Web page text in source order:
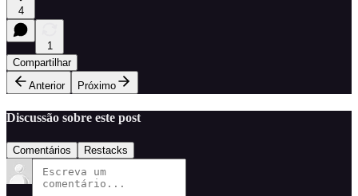
4
1
Compartilhar
Anterior
Próximo
Discussão sobre este post
Comentários Restacks